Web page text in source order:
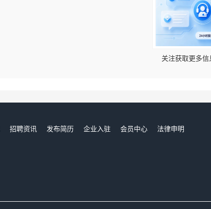
关注获取更多信
招聘资讯 发布简历 企业入驻 会员中心
法律申明